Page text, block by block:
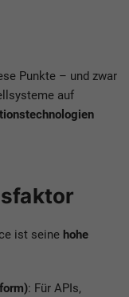
Punkte – und zwar
auf
ist seine hohe
: Für APIs,